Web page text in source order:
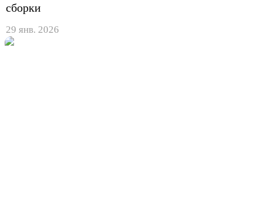
сборки
29 янв. 2026